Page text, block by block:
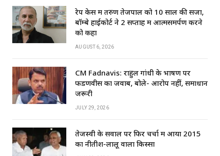
रेप केस में तरुण तेजपाल को 10 साल की सजा,
बॉम्बे हाईकोर्ट ने 2 सप्ताह में आत्मसमर्पण करने
को कहा
AUGUST 6, 2026
CM Fadnavis: राहुल गांधी के भाषण पर
फडणवीस का जवाब, बोले- आरोप नहीं, समाधान
जरूरी
JULY 29, 2026
तेजस्वी के सवाल पर फिर चर्चा में आया 2015
का नीतीश-लालू वाला किस्सा